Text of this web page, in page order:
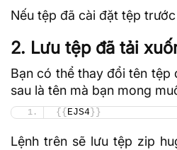
Nếu tệp đã cài đặt tệp
2. Lưu tệp đã tải
Bạn có thể thay đổi tên
sau là tên mà bạn mong
{{ EJS4 }}
Lệnh trên sẽ lưu tệp zip